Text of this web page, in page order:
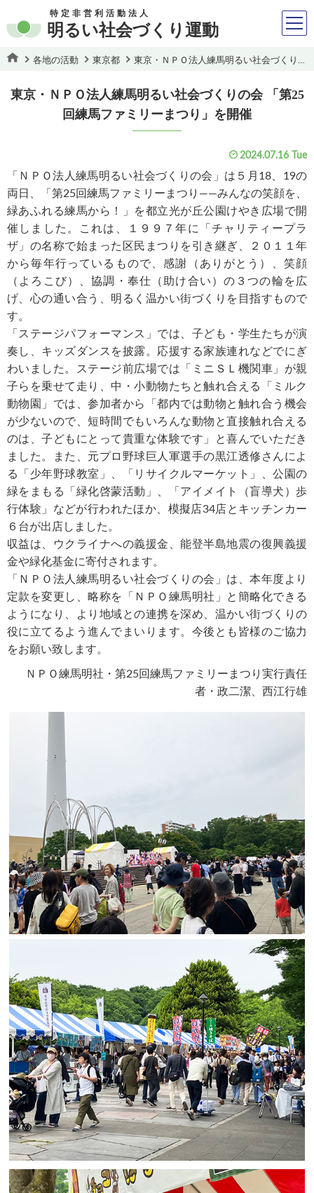
特定非営利活動法人
明るい社会づくり運動
各地の活動 東京都
東京・ＮＰＯ法人練馬明るい社会づくりの会 「第25
回練馬ファミリーまつり」を開催
2024.07.16 Tue
「ＮＰＯ法人練馬明るい社会づくりの会」は５月18、19の
両日、「第25回練馬ファミリーまつり――みんなの笑顔を、
緑あふれる練馬から！」を都立光が丘公園けやき広場で開
催しました。これは、１９９７年に「チャリティープラ
ザ」の名称で始まった区民まつりを引き継ぎ、２０１１年
から毎年行っているもので、感謝（ありがとう）、笑顔
（よろこび）、協調・奉仕（助け合い）の３つの輪を広
げ、心の通い合う、明るく温かい街づくりを目指すもので
す。
「ステージパフォーマンス」では、子ども・学生たちが演
奏し、キッズダンスを披露。応援する家族連れなどでにぎ
わいました。ステージ前広場では「ミニＳＬ機関車」が親
子らを乗せて走り、中・小動物たちと触れ合える「ミルク
動物園」では、参加者から「都内では動物と触れ合う機会
が少ないので、短時間でもいろんな動物と直接触れ合える
のは、子どもにとって貴重な体験です」と喜んでいただき
ました。また、元プロ野球巨人軍選手の黒江透修さんによ
る「少年野球教室」、「リサイクルマーケット」、公園の
緑をまもる「緑化啓蒙活動」、「アイメイト（盲導犬）歩
行体験」などが行われたほか、模擬店34店とキッチンカー
６台が出店しました。
収益は、ウクライナへの義援金、能登半島地震の復興義援
金や緑化基金に寄付されます。
「ＮＰＯ法人練馬明るい社会づくりの会」は、本年度より
定款を変更し、略称を「ＮＰＯ練馬明社」と簡略化できる
ようになり、より地域との連携を深め、温かい街づくりの
役に立てるよう進んでまいります。今後とも皆様のご協力
をお願い致します。
ＮＰＯ練馬明社・第25回練馬ファミリーまつり実行責任
者・政二潔、西江行雄